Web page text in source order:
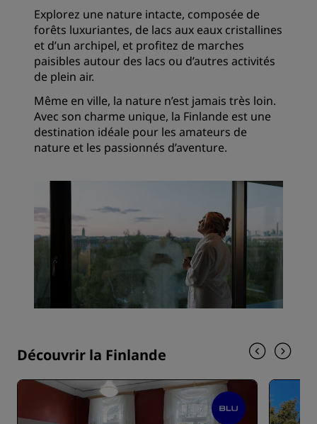
Explorez une nature intacte, composée de
forêts luxuriantes, de lacs aux eaux cristallines
et d’un archipel, et profitez de marches
paisibles autour des lacs ou d’autres activités
de plein air.
Même en ville, la nature n’est jamais très loin.
Avec son charme unique, la Finlande est une
destination idéale pour les amateurs de
nature et les passionnés d’aventure.
Découvrir la Finlande